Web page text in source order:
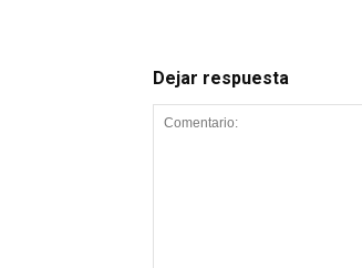
Dejar respuesta